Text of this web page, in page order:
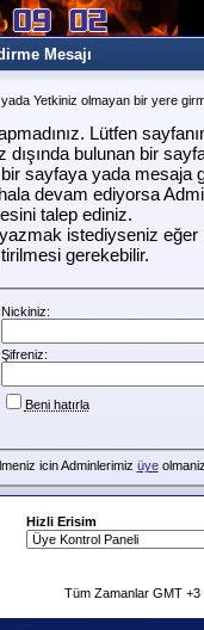
Mesajı
Yetkiniz olmayan bir yere
Lütfen
dışında bulunan bir
sayfaya yada mesaja
devam ediyorsa
talep ediniz.
istediyseniz eğer
gerekebilir.
Nickiniz:
Şifreniz:
Beni hatırla
icin Adminlerimiz üye
Hizli Erisim
Tüm Zamanlar GMT